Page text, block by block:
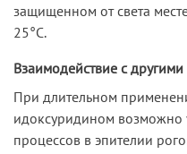
защищенном от света
25°С.
Взаимодействие с
При длительном
идоксуридином возможно
процессов в эпителии